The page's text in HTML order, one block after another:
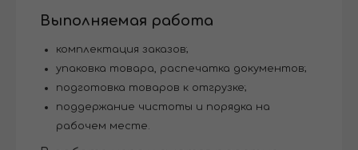
Выполняемая работа
комплектация заказов;
упаковка товара, распечатка документов;
подготовка товаров к отгрузке;
поддержание чистоты и порядка на
рабочем месте.